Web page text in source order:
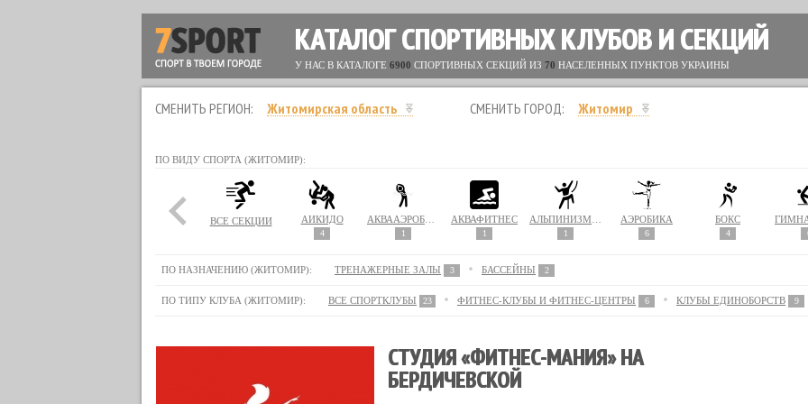
КАТАЛОГ СПОРТИВНЫХ КЛУБОВ И СЕКЦИЙ
У НАС В КАТАЛОГЕ 6900 СПОРТИВНЫХ СЕКЦИЙ ИЗ 70 НАСЕЛЕННЫХ ПУНКТОВ УКРАИНЫ
СМЕНИТЬ РЕГИОН: Житомирская область СМЕНИТЬ ГОРОД: Житомир
ПО ВИДУ СПОРТА (ЖИТОМИР):
ВСЕ СЕКЦИИ АЙКИДО
4 1
АКВАФИТНЕС
1 1
АЭРОБИКА
6
БОКС
4
ПО НАЗНАЧЕНИЮ (ЖИТОМИР): ТРЕНАЖЕРНЫЕ ЗАЛЫ 3 БАССЕЙНЫ 2
ПО ТИПУ КЛУБА (ЖИТОМИР): ВСЕ СПОРТКЛУБЫ 23 ФИТНЕС-КЛУБЫ И ФИТНЕС-ЦЕНТРЫ 6 КЛУБЫ ЕДИНОБОРСТВ 9
СТУДИЯ «ФИТНЕС-МАНИЯ» НА
БЕРДИЧЕВСКОЙ